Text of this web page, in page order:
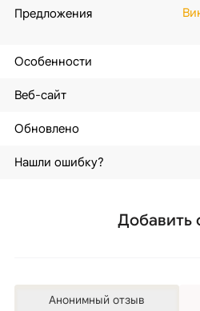
Предложения
Особенности
Веб-сайт
Обновлено
Нашли ошибку?
Добавить
Анонимный отзыв